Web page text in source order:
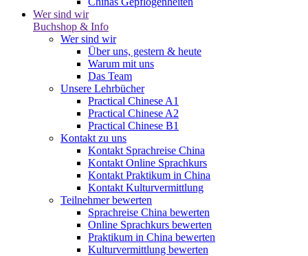
Wer sind wir
Buchshop & Info
Wer sind wir
Über uns, gestern & heute
Warum mit uns
Das Team
Unsere Lehrbücher
Practical Chinese A1
Practical Chinese A2
Practical Chinese B1
Kontakt zu uns
Kontakt Sprachreise China
Kontakt Online Sprachkurs
Kontakt Praktikum in China
Kontakt Kulturvermittlung
Teilnehmer bewerten
Sprachreise China bewerten
Online Sprachkurs bewerten
Praktikum in China bewerten
Kulturvermittlung bewerten